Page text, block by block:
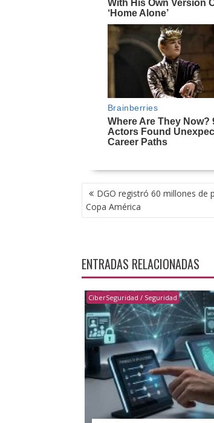
NAVEGACIÓN
DE
ENTRADAS
DGO registró 60 millones de
Copa América
ENTRADAS RELACIONADAS
CiberSeguridad / Seguridad